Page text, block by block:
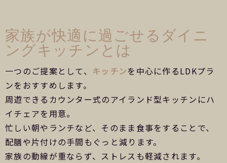
家族が快適に過ごせるダイニ
ングキッチンとは
一つのご提案として、 キッチンを中心に作るLDKプラ
ンをおすすめします。
周遊できるカウンター式のアイランド型キッチンにハ
イチェアを用意。
忙しい朝やランチなど、そのまま食事をすることで、
配膳や片付けの手間もぐっと減ります。
家族の動線が重ならず、ストレスも軽減されます。